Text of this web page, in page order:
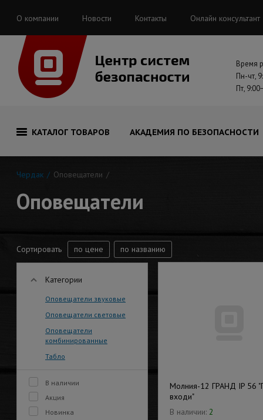
О компании Новости Контакты Онлайн консультант
Время
Пн-чт,
Пт,
КАТАЛОГ ТОВАРОВ АКАДЕМИЯ ПО БЕЗОПАСНОСТИ
Чердак Оповещатели
Оповещатели
Сортировать по цене по названию
Категории
Оповещатели звуковые
Оповещатели световые
Оповещатели
комбинированные
Табло
В наличии
Акция
Новинка
Молния-12 ГРАНД IP 56
входи"
В наличии: 2